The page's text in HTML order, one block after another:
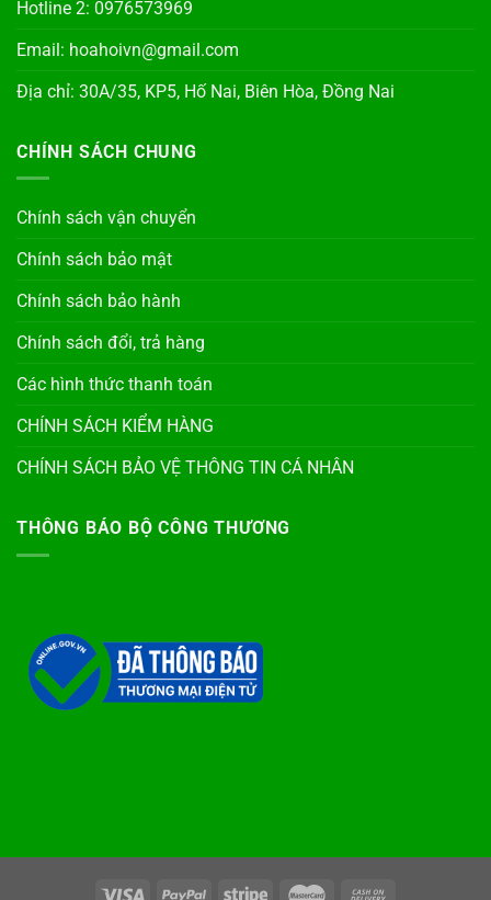
Hotline 2: 0976573969
Email: hoahoivn@gmail.com
Địa chỉ: 30A/35, KP5, Hố Nai, Biên Hòa, Đồng Nai
CHÍNH SÁCH CHUNG
Chính sách vận chuyển
Chính sách bảo mật
Chính sách bảo hành
Chính sách đổi, trả hàng
Các hình thức thanh toán
CHÍNH SÁCH KIỂM HÀNG
CHÍNH SÁCH BẢO VỆ THÔNG TIN CÁ NHÂN
THÔNG BÁO BỘ CÔNG THƯƠNG